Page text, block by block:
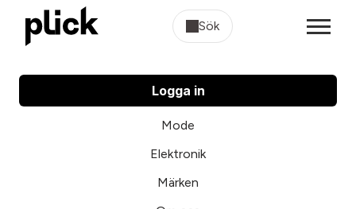
Sök
Logga in
Mode
Elektronik
Märken